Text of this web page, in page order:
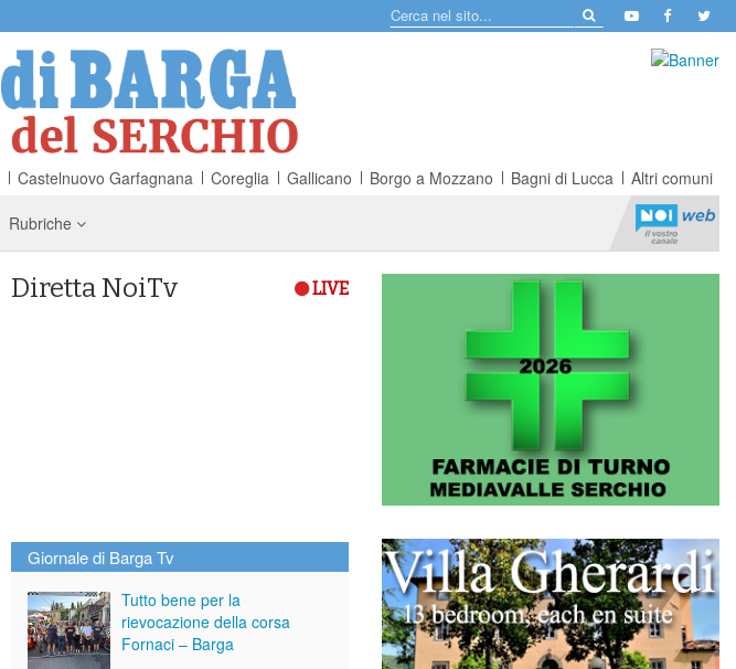
Castelnuovo Garfagnana Coreglia Gallicano Borgo a Mozzano Bagni di Lucca Altri comuni
Rubriche
Diretta NoiTv LIVE
Giornale di Barga Tv
Tutto bene per la
rievocazione della corsa
Fornaci – Barga